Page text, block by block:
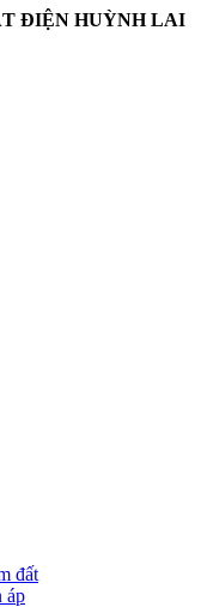
ĐIỆN HUỲNH LAI
đất
áp